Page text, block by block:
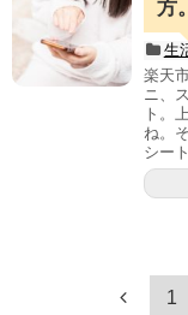
方
生
楽天
ニ、
ト。
ね。
シー
1